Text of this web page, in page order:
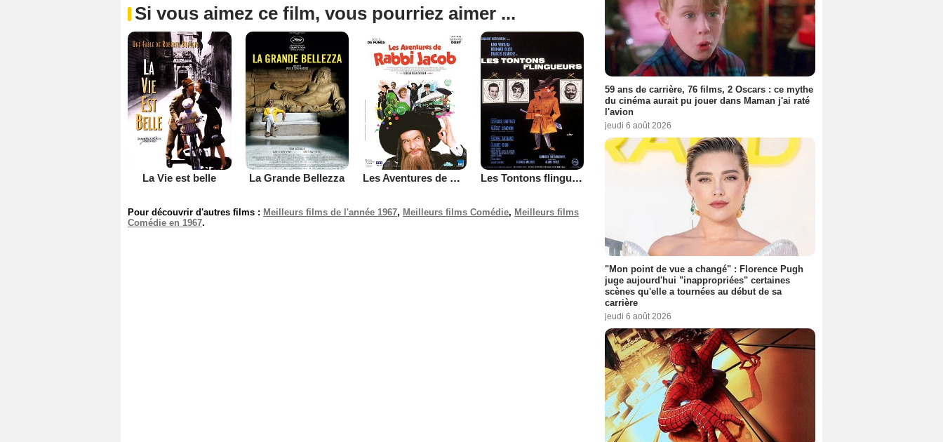
Si vous aimez ce film, vous pourriez aimer ...
La Vie est belle La Grande Bellezza Les Aventures de Rabbi Jacob Les Tontons flingueurs
Pour découvrir d'autres films : Meilleurs films de l'année 1967, Meilleurs films Comédie, Meilleurs films
Comédie en 1967.
59 ans de carrière, 76 films, 2 Oscars : ce mythe
du cinéma aurait pu jouer dans Maman j'ai raté
l'avion
jeudi 6 août 2026
"Mon point de vue a changé" : Florence Pugh
juge aujourd'hui "inappropriées" certaines
scènes qu'elle a tournées au début de sa
carrière
jeudi 6 août 2026